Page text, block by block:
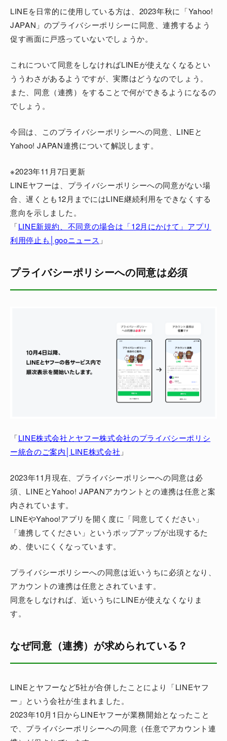
LINEを日常的に使用している方は、2023年秋に「Yahoo!
JAPAN」のプライバシーポリシーに同意、連携するよう
促す画面に戸惑っていないでしょうか。
これについて同意をしなければLINEが使えなくなるとい
ううわさがあるようですが、実際はどうなのでしょう。
また、同意（連携）をすることで何ができるようになるの
でしょう。
今回は、このプライバシーポリシーへの同意、LINEと
Yahoo! JAPAN連携について解説します。
※2023年11月7日更新
LINEヤフーは、プライバシーポリシーへの同意がない場
合、遅くとも12月までにはLINE継続利用をできなくする
意向を示しました。
「LINE新規約、不同意の場合は「12月にかけて」アプリ
利用停止も│gooニュース 」
プライバシーポリシーへの同意は必須
「LINE株式会社とヤフー株式会社のプライバシーポリシ
ー統合のご案内│LINE株式会社 」
2023年11月現在、プライバシーポリシーへの同意は必
須、LINEとYahoo! JAPANアカウントとの連携は任意と案
内されています。
LINEやYahoo!アプリを開く度に「同意してください」
「連携してください」というポップアップが出現するた
め、使いにくくなっています。
プライバシーポリシーへの同意は近いうちに必須となり、
アカウントの連携は任意とされています。
同意をしなければ、近いうちにLINEが使えなくなりま
す。
なぜ同意（連携）が求められている？
LINEとヤフーなど5社が合併したことにより「LINEヤフ
ー」という会社が生まれました。
2023年10月1日からLINEヤフーが業務開始となったこと
で、プライバシーポリシーへの同意（任意でアカウント連